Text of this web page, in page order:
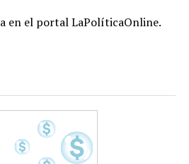
en el portal LaPolíticaOnline.